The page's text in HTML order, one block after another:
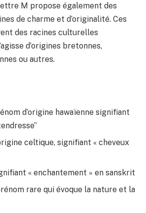
M propose également des
de charme et d’originalité. Ces
des racines culturelles
d’origines bretonnes,
ou autres.
d’origine hawaïenne signifiant
celtique, signifiant « cheveux
« enchantement » en sanskrit
rare qui évoque la nature et la